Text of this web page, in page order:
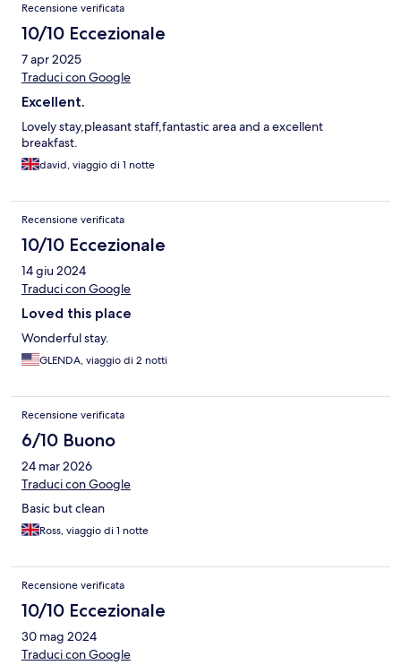
Recensione verificata
10/10 Eccezionale
7 apr 2025
Traduci con Google
Excellent.
Lovely stay,pleasant staff,fantastic area and a excellent
breakfast.
david, viaggio di 1 notte
Recensione verificata
10/10 Eccezionale
14 giu 2024
Traduci con Google
Loved this place
Wonderful stay.
GLENDA, viaggio di 2 notti
Recensione verificata
6/10 Buono
24 mar 2026
Traduci con Google
Basic but clean
Ross, viaggio di 1 notte
Recensione verificata
10/10 Eccezionale
30 mag 2024
Traduci con Google